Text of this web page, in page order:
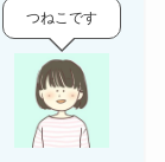
つねこです